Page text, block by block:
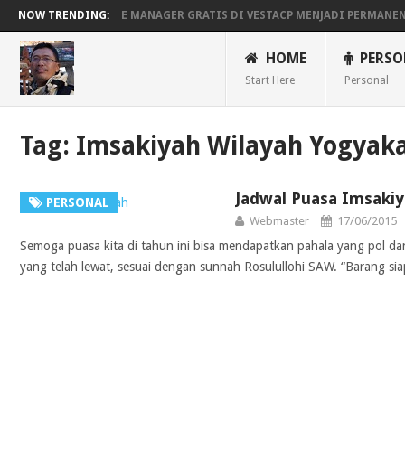
NOW TRENDING:
MENGAKTIFKAN FILE MANAGER GRATIS DI VESTACP MENJADI
BEKERJA, BERMAIN DENGAN LAPTOP HP PAVILION X360
HOME
Start Here Personal
Tag: Imsakiyah Wilayah
PERSONAL Jadwal Puasa
Webmaster 17/06/2015
Semoga puasa kita di tahun ini bisa mendapatkan pahala yang pol
yang telah lewat, sesuai dengan sunnah Rosulullohi SAW. “Barang